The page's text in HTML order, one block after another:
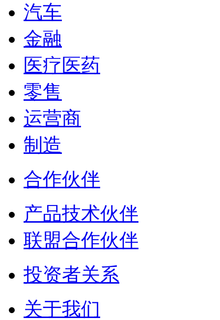
汽车
金融
医疗医药
零售
运营商
制造
合作伙伴
产品技术伙伴
联盟合作伙伴
投资者关系
关于我们